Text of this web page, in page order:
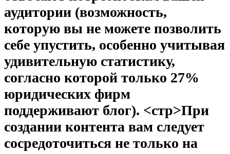
аудитории (возможность,
которую вы не можете позволить
себе упустить, особенно учитывая
удивительную статистику,
согласно которой только 27%
юридических фирм
поддерживают блог). <стр>При
создании контента вам следует
сосредоточиться не только на